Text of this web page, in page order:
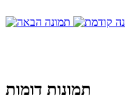
תמונות דומות